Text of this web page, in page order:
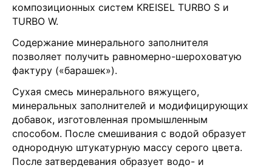
композиционных систем KREISEL TURBO S и
TURBO W.
Содержание минерального заполнителя
позволяет получить равномерно-шероховатую
фактуру («барашек»).
Сухая смесь минерального вяжущего,
минеральных заполнителей и модифицирующих
добавок, изготовленная промышленным
способом. После смешивания с водой образует
однородную штукатурную массу серого цвета.
После затвердевания образует водо- и